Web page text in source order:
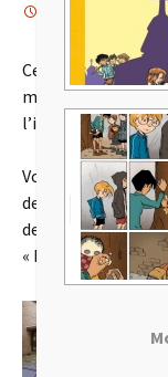
Ce mois-ci, de puis
médiathèque de
l’immense de me
Vous pouvez y
de mes albums («
demain », » Mon
« La louve de